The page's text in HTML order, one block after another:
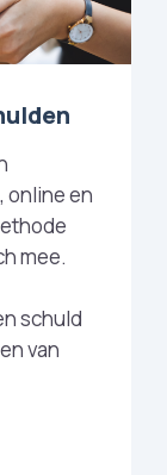
online en
mee.
schuld
van